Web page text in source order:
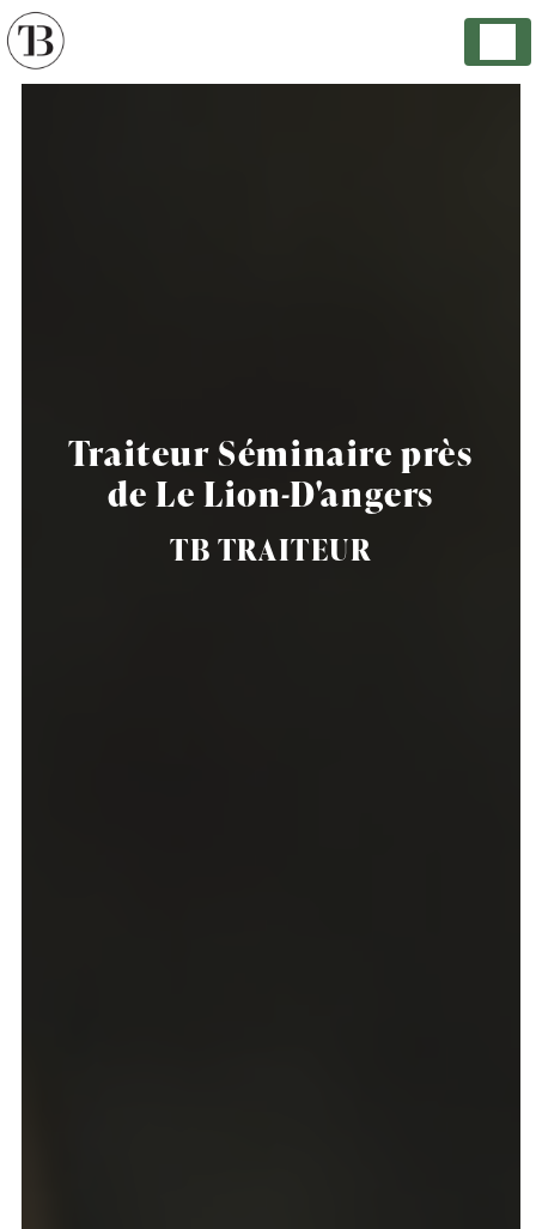
Traiteur Séminaire près
de Le Lion-D'angers
TB TRAITEUR
Panneau de gestion des cookies